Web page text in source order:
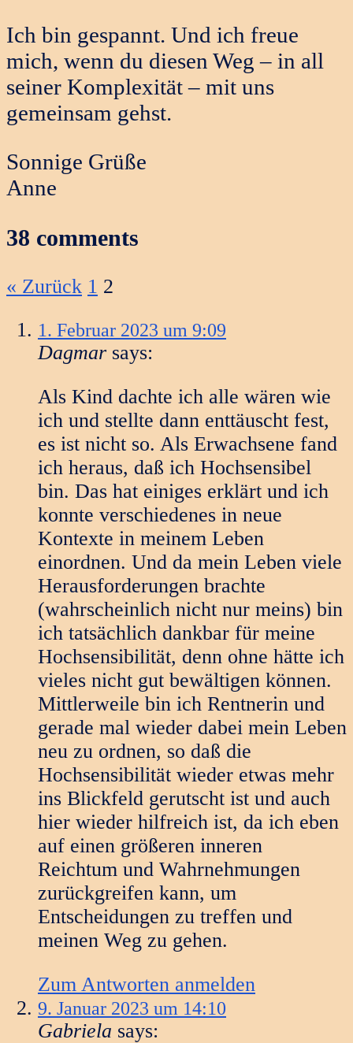
Ich bin gespannt. Und ich freue
mich, wenn du diesen Weg – in all
seiner Komplexität – mit uns
gemeinsam gehst.
Sonnige Grüße
Anne
38 comments
Kommentarnavigation
« Zurück 1 2
1. Februar 2023 um 9:09
Dagmar says:
Als Kind dachte ich alle wären wie
ich und stellte dann enttäuscht fest,
es ist nicht so. Als Erwachsene fand
ich heraus, daß ich Hochsensibel
bin. Das hat einiges erklärt und ich
konnte verschiedenes in neue
Kontexte in meinem Leben
einordnen. Und da mein Leben viele
Herausforderungen brachte
(wahrscheinlich nicht nur meins) bin
ich tatsächlich dankbar für meine
Hochsensibilität, denn ohne hätte ich
vieles nicht gut bewältigen können.
Mittlerweile bin ich Rentnerin und
gerade mal wieder dabei mein Leben
neu zu ordnen, so daß die
Hochsensibilität wieder etwas mehr
ins Blickfeld gerutscht ist und auch
hier wieder hilfreich ist, da ich eben
auf einen größeren inneren
Reichtum und Wahrnehmungen
zurückgreifen kann, um
Entscheidungen zu treffen und
meinen Weg zu gehen.
Zum Antworten anmelden
9. Januar 2023 um 14:10
Gabriela says: